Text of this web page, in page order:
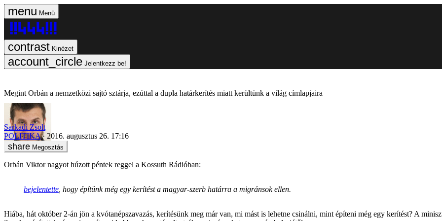
Menü
Kinézet
Jelentkezz be!
Megint Orbán a nemzetközi sajtó sztárja, ezúttal a dupla határkerítés miatt kerültünk a világ címlapjaira
Sarkadi Zsolt
POLITIKA
2016. augusztus 26. 17:16
Megosztás
Orbán Viktor nagyot húzott péntek reggel a Kossuth Rádióban:
bejelentette , hogy építünk még egy kerítést a magyar-szerb határra a migránsok ellen.
Hiába, hát október 2-án jön a kvótanépszavazás, kerítésünk meg már van, mi mást is lehetne csinálni, mint építeni még egy kerítést? A